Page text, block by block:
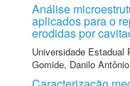
Análise
aplicados para o
erodidas por
Universidade Estadual
Gomide, Danilo Antônio